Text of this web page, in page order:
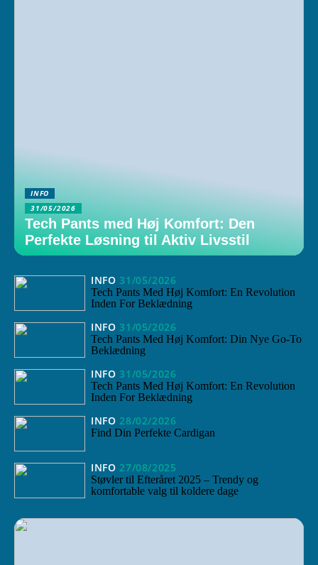
INFO
31/05/2026
Tech Pants med Høj Komfort: Den
Perfekte Løsning til Aktiv Livsstil
INFO 31/05/2026
Tech Pants Med Høj Komfort: En Revolution
Inden For Beklædning
INFO 31/05/2026
Tech Pants Med Høj Komfort: Din Nye Go-To
Beklædning
INFO 31/05/2026
Tech Pants Med Høj Komfort: En Revolution
Inden For Beklædning
INFO 28/02/2026
Find Din Perfekte Cardigan
INFO 27/08/2025
Støvler til Efteråret 2025 – Trendy og
komfortable valg til koldere dage